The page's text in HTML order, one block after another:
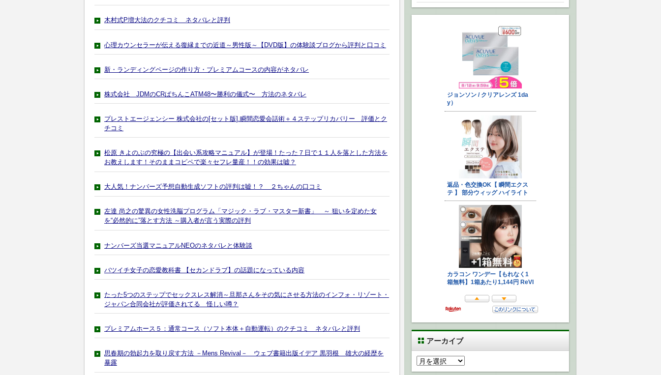
木村式P増大法のクチコミ ネタバレと評判
心理カウンセラーが伝える復縁までの近道～男性版～【DVD版】の体験談ブログから評判と口コミ
新・ランディングページの作り方・プレミアムコースの内容がネタバレ
株式会社 JDMのCRぱちんこATM48〜勝利の儀式〜 方法のネタバレ
プレストエージェンシー 株式会社の[セット版].瞬間恋愛会話術＋４ステップリカバリー 評価とク
チコミ
松原 きよのぶの究極の【出会い系攻略マニュアル】が登場！たった７日で１１人を落とした方法を
お教えします！そのままコピペで楽々セフレ量産！！の効果は嘘？
大人気！ナンバーズ予想自動生成ソフトの評判は嘘！？ ２ちゃんの口コミ
左達 尚之の驚異の女性洗脳プログラム「マジック・ラブ・マスター新書」 ～ 狙いを定めた女
を“必然的に”落とす方法 ～購入者が言う実際の評判
ナンバーズ当選マニュアルNEOのネタバレと体験談
バツイチ女子の恋愛教科書 【セカンドラブ】の話題になっている内容
たった5つのステップでセックスレス解消～旦那さんをその気にさせる方法のインフォ・リゾート・
ジャパン合同会社が評価されてる 怪しい噂？
プレミアムホース５：通常コース（ソフト本体＋自動運転）のクチコミ ネタバレと評判
思春期の勃起力を取り戻す方法 －Mens Revival－ ウェブ書籍出版イデア 黒羽根 雄大の経歴を
暴露
アーカイブ
ア
ー